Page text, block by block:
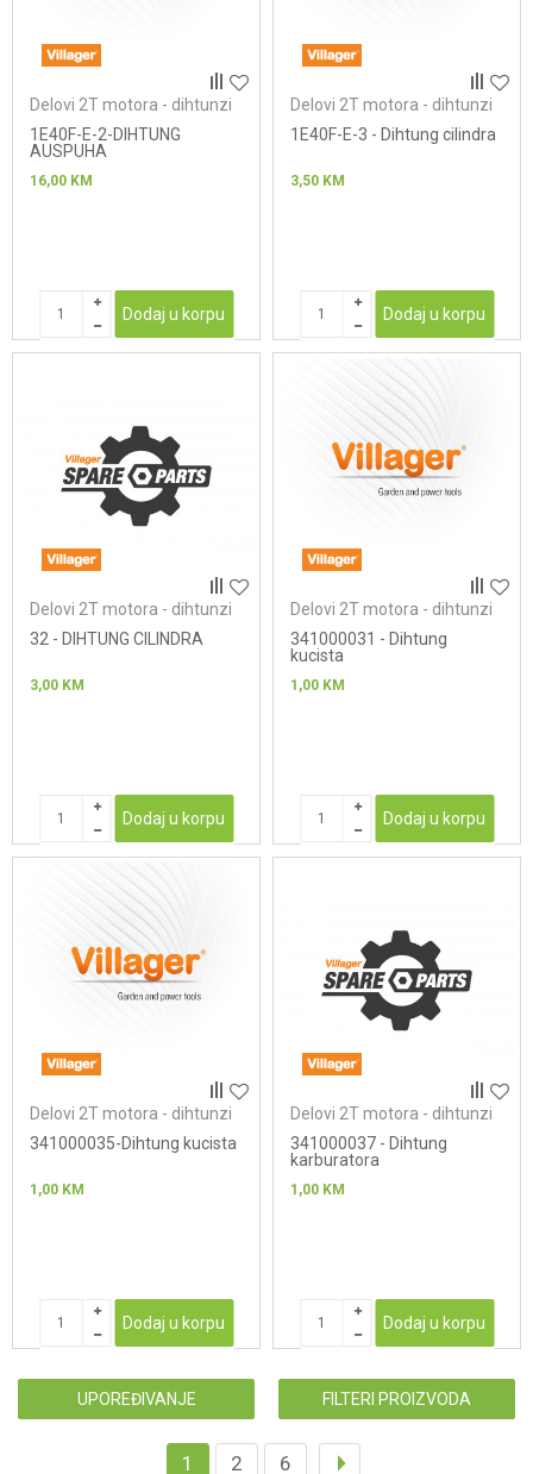
Delovi 2T motora - dihtunzi
1E40F-E-2-DIHTUNG
AUSPUHA
16,00 KM
Dodaj u korpu
Delovi 2T motora - dihtunzi
1E40F-E-3 - Dihtung cilindra
3,50 KM
Dodaj u korpu
Delovi 2T motora - dihtunzi
32 - DIHTUNG CILINDRA
3,00 KM
Dodaj u korpu
Delovi 2T motora - dihtunzi
341000031 - Dihtung
kucista
1,00 KM
Dodaj u korpu
Delovi 2T motora - dihtunzi
341000035-Dihtung kucista
1,00 KM
Dodaj u korpu
Delovi 2T motora - dihtunzi
341000037 - Dihtung
karburatora
1,00 KM
Dodaj u korpu
UPOREĐIVANJE FILTERI PROIZVODA
1 2 6